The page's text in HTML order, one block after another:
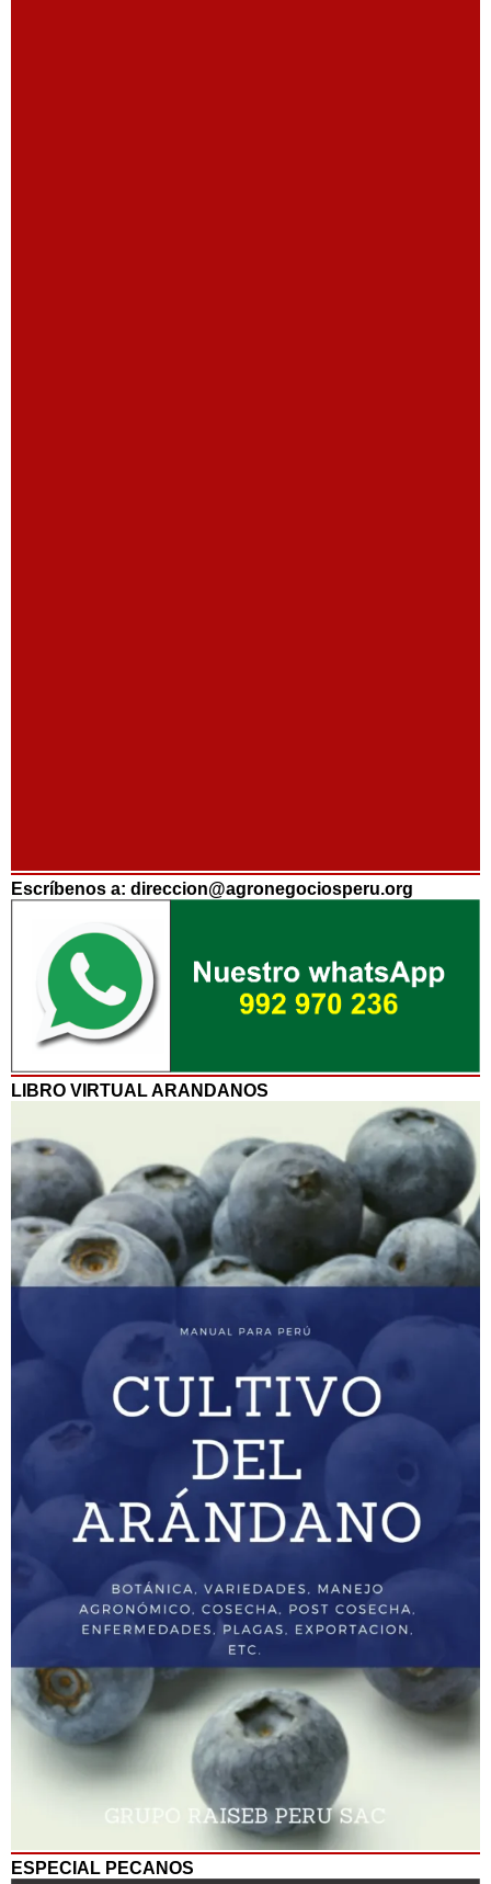
Escríbenos a: direccion@agronegociosperu.org
LIBRO VIRTUAL ARANDANOS
ESPECIAL PECANOS